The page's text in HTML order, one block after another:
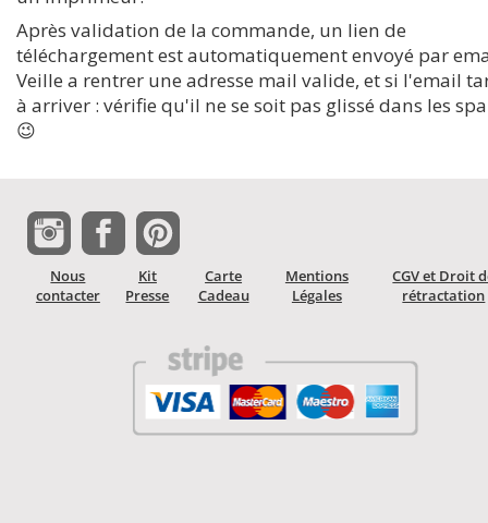
Après validation de la commande, un lien de
téléchargement est automatiquement envoyé par
Veille a rentrer une adresse mail valide, et si l'email
à arriver : vérifie qu'il ne se soit pas glissé dans les
😉
Nous
contacter
Kit
Presse
Carte
Cadeau
Mentions
Légales
CGV et Droit
rétractation